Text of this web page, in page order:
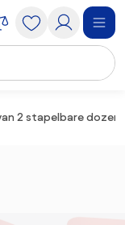
2 stapelbare dozen